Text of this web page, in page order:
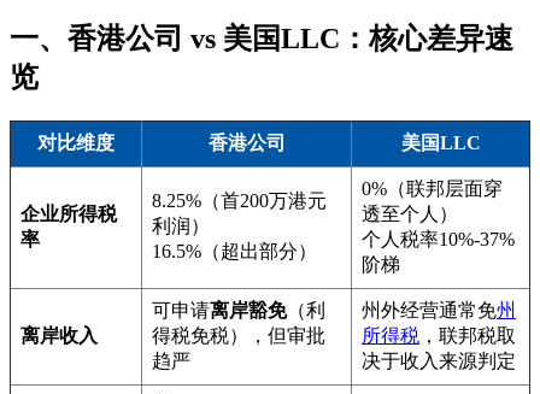
一、香港公司 vs 美国LLC：核心差异速
览
对比维度 香港公司 美国LLC
企业所得税
率
8.25%（首200万港元
利润）
16.5%（超出部分）
0%（联邦层面穿
透至个人）
个人税率10%-37%
阶梯
离岸收入
可申请离岸豁免（利
得税免税），但审批
趋严
州外经营通常免州
所得税 ，联邦税取
决于收入来源判定